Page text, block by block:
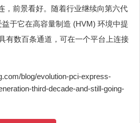
，前景看好。随着行业继续向第六代
于它在高容量制造 (HVM) 环境中提
有数百条通道，可在一个平台上连接
blog/evolution-pci-express-
third-decade-and-still-going-